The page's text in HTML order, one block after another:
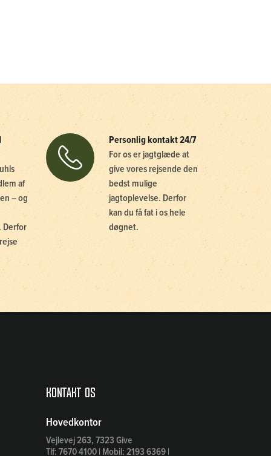
af
– og
Personlig kontakt 24/7
For os er jagtglæde at
give vores rejsende den
bedst mulige
jagtoplevelse. Derfor
kan du få fat i os hele
døgnet.
Kontakt os
Hovedkontor
Vejlevej 263, 7323 Give
Tlf: 7670 4100 | Mobil: 2193 6369 |